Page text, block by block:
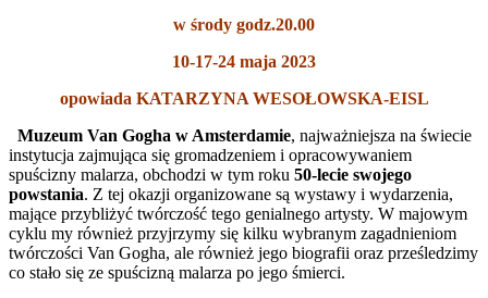
w środy godz.20.00
10-17-24 maja 2023
opowiada KATARZYNA WESOŁOWSKA-EISL
Muzeum Van Gogha w Amsterdamie, najważniejsza na świecie
instytucja zajmująca się gromadzeniem i opracowywaniem
spuścizny malarza, obchodzi w tym roku 50-lecie swojego
powstania. Z tej okazji organizowane są wystawy i wydarzenia,
mające przybliżyć twórczość tego genialnego artysty. W majowym
cyklu my również przyjrzymy się kilku wybranym zagadnieniom
twórczości Van Gogha, ale również jego biografii oraz prześledzimy
co stało się ze spuścizną malarza po jego śmierci.